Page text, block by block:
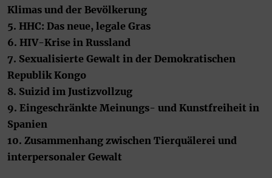
Klimas und der Bevölkerung
5. HHC: Das neue, legale Gras
6. HIV-Krise in Russland
7. Sexualisierte Gewalt in der Demokratischen
Republik Kongo
8. Suizid im Justizvollzug
9. Eingeschränkte Meinungs- und Kunstfreiheit in
Spanien
10. Zusammenhang zwischen Tierquälerei und
interpersonaler Gewalt